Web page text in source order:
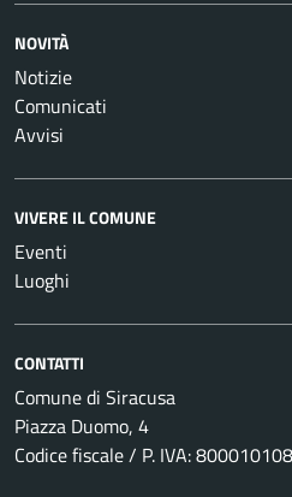
NOVITÀ
Notizie
Comunicati
Avvisi
VIVERE IL COMUNE
Eventi
Luoghi
CONTATTI
Comune di Siracusa
Piazza Duomo, 4
Codice fiscale / P. IVA: